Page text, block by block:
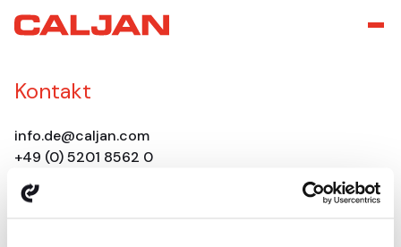
Kontakt
info.de@caljan.com
+49 (0) 5201 8562 0